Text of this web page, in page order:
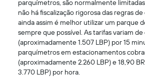
parquímetros, são normalmente
não há fiscalização rigorosa das regras
ainda assim é melhor utilizar um parque
sempre que possível. As tarifas variam de
(aproximadamente 1.507 LBP) por 15
parquímetros em estacionamentos
(aproximadamente 2.260 LBP) e 18,90
3.770 LBP) por hora.